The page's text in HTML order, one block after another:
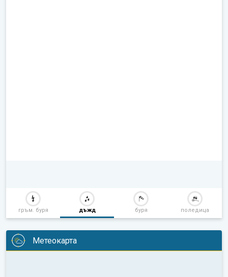
гръм. буря дъжд буря поледица
Метеокарта